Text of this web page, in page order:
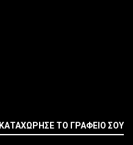
ΚΑΤΑΧΩΡΗΣΕ ΤΟ ΓΡΑΦΕΙΟ ΣΟΥ